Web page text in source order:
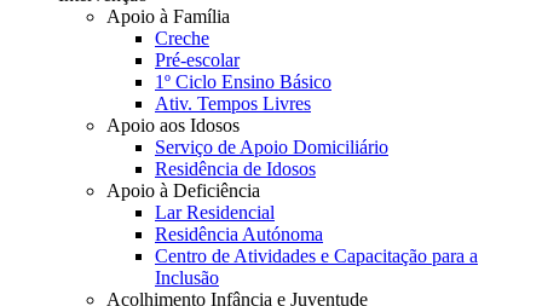
Apoio à Família
Creche
Pré-escolar
1º Ciclo Ensino Básico
Ativ. Tempos Livres
Apoio aos Idosos
Serviço de Apoio Domiciliário
Residência de Idosos
Apoio à Deficiência
Lar Residencial
Residência Autónoma
Centro de Atividades e Capacitação para a
Inclusão
Acolhimento Infância e Juventude